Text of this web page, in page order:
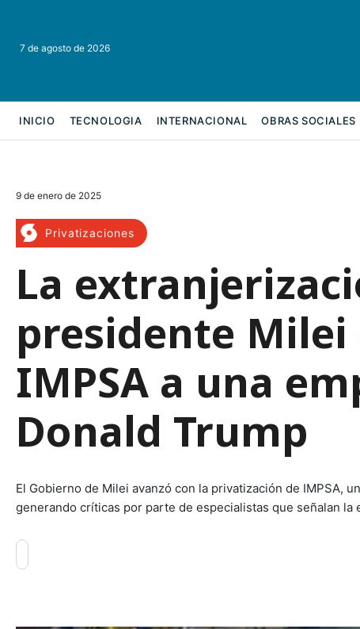
7 de agosto de 2026
INICIO TECNOLOGIA INTERNACIONAL OBRAS SOCIALES
9 de enero de 2025
Privatizaciones
La
presidente
IMPSA a una
Donald Trump
El Gobierno de Milei avanzó con la privatización de IMPSA,
generando críticas por parte de especialistas que señalan